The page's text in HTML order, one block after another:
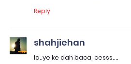
Reply
shahjiehan
la..ye ke dah baca, cesss....